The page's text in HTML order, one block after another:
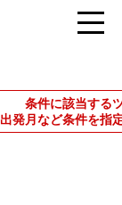
条件に該当する
出発月など条件を指